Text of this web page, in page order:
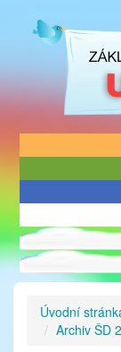
Úvodní
Archiv ŠD